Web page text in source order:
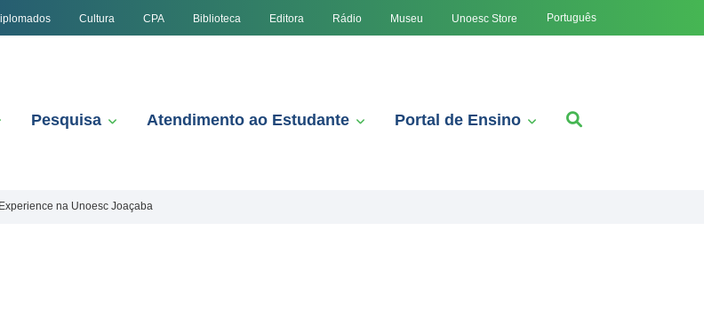
Cultura CPA Biblioteca Editora Rádio Museu Unoesc Store Português
Pesquisa Atendimento ao Estudante Portal de Ensino
na Unoesc Joaçaba